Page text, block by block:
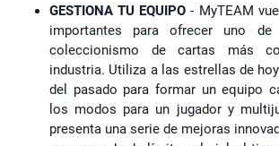
GESTIONA TU EQUIPO - MyTEAM
importantes para ofrecer uno
coleccionismo de cartas más
industria. Utiliza a las estrellas de
del pasado para formar un equipo
los modos para un jugador y
presenta una serie de mejoras